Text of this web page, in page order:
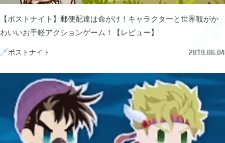
【ポストナイト】郵便配達は命がけ！キャラクターと世界観がか
わいいお手軽アクションゲーム！【レビュー】
ポストナイト 2019.06.04
 スプラトゥーン3
ポケモン バイオレット 3
グノーシア 18
ポケモンレジェンズ アルセウス